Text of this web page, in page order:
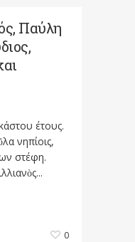
Παύλη
έτους.
νηπίοις,
στέφη.
0